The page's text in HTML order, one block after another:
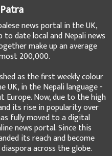
news portal in the UK,
date local and Nepali news
make up an average
200,000.
as the first weekly colour
UK, in the Nepali language -
Now, due to the high
its rise in popularity over
fully moved to a digital
news portal. Since this
its reach and become
across the globe.